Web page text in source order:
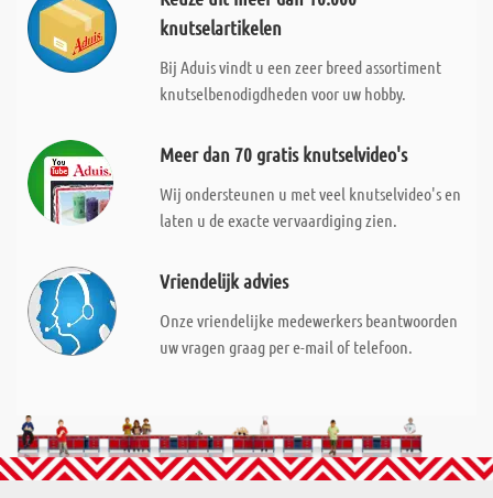
knutselartikelen
Bij Aduis vindt u een zeer breed assortiment
knutselbenodigdheden voor uw hobby.
Meer dan 70 gratis knutselvideo's
Wij ondersteunen u met veel knutselvideo's en
laten u de exacte vervaardiging zien.
Vriendelijk advies
Onze vriendelijke medewerkers beantwoorden
uw vragen graag per e-mail of telefoon.